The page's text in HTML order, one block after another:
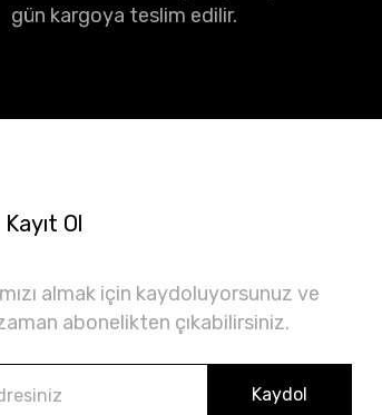
gün kargoya teslim edilir.
Ol
almak için kaydoluyorsunuz ve
abonelikten çıkabilirsiniz.
Kaydol